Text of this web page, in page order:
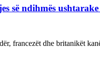
së ndihmës
francezët dhe britanikët